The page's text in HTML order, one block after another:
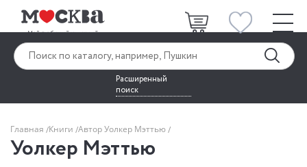
Расширенный
поиск
Главная Книги Автор Уолкер Мэттью
Уолкер Мэттью